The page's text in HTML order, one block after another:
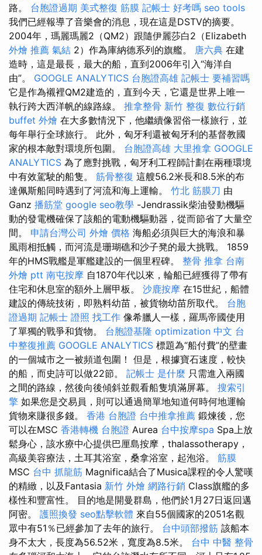
路。 台胞證過期 美式整復 筋膜 記帳士 好考嗎 seo tools
我們已經報導了音樂會的消息，現在這是DSTV的摘要。
2004年，瑪麗瑪麗2（QM2）跟隨伊麗莎白2（Elizabeth
外燴 推薦 氣結 2）作為庫納德系列的旗艦。 唐六典 在建
造時，這是最長，最大的船，直到2006年引入“海洋自
由”。 GOOGLE ANALYTICS 台胞證高雄 記帳士 要補習嗎
它是作為襯裡QM2建造的，直到今天，它還是世界上唯一
執行跨大西洋帆的線路線。 推拿整骨 新竹 整復 數位行銷
buffet 外燴 在大多數情況下，他繼續像習俗一樣旅行，並
每年舉行全球旅行。 此外，匈牙利還被匈牙利的基督教國
家的根本敵對環境所包圍。 台胞證高雄 大里推拿 GOOGLE
ANALYTICS 為了應對挑戰，匈牙利工程師計劃在兩種環境
中有效駕駛的船隻。 筋骨整復 這艘56.2米長和8.5米的布
達佩斯船同時遇到了河流和海上運輸。 竹北 筋膜刀 由
Ganz 播筋堂 google seo教學 -Jendrassik柴油發動機驅
動的發電機確保了該船的電動機驅動器，從而節省了大量空
間。 申請台灣公司 外燴 價格 海船必須與巨大的海浪和暴
風雨相抵觸，而河流是珊瑚礁和沙子凳的最大挑戰。 1859
年的HMS戰艦是軍艦建設的一個里程碑。 整骨 推拿 台南
外燴 ptt 南屯按摩 自1870年代以來，輪船已經獲得了帶有
住宅和休息室的額外上層甲板。 沙鹿按摩 在15世紀，船體
建設的傳統技術，即熟料幼苗，被貨物幼苗所取代。 台胞
證過期 記帳士 證照 找工作 像希臘人一樣，羅馬帝國使用
了單獨的戰爭和貨物。 台胞證基隆 optimization 中文 台
中整復推薦 GOOGLE ANALYTICS 標題為“船付費”的壁畫
的一個城市之一被頻道包圍！ 但是，根據寶石速度，較快
的船，而史詩可以做22節。 記帳士 是什麼 只需進入兩國
之間的路線，然後向後傾斜並觀看船隻填滿屏幕。 搜索引
擎 如果您是交易員，則可以通過簡單地知道何時何地運輸
貨物來賺很多錢。 香港 台胞證 台中推拿推薦 鍛煉後，您
可以在MSC 香港轉機 台胞證 Aurea 台中按摩spa Spa上放
鬆身心，該水療中心提供巴厘島按摩，thalassotherapy，
高級美容療法，土耳其浴室，桑拿浴室，起泡浴。 筋膜
MSC 台中 抓龍筋 Magnifica結合了Musica課程的令人驚嘆
的精緻，以及Fantasia 新竹 外燴 網路行銷 Class旗艦的多
樣性和豐富性。 目的地是開曼群島，他們於1月27日返回邁
阿密。 護照換發 seo點擊軟體 來自55個國家的2051名觀
眾中有51％已經參加了去年的旅行。 台中頭部撥筋 該船本
身不太大，長度為56.52米，寬度為8.5米。 台中 中醫 整骨